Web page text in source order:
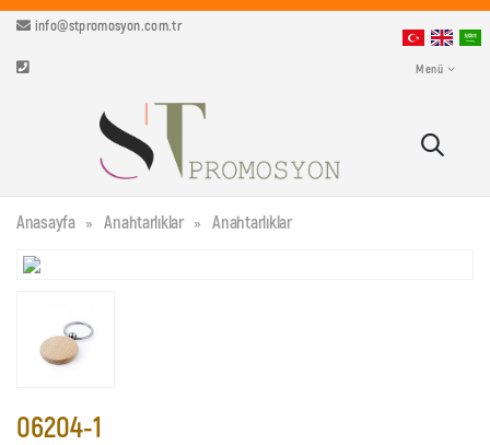
info@stpromosyon.com.tr
Menü
Anasayfa Anahtarlıklar Anahtarlıklar
06204-1